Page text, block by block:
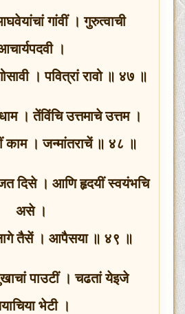
गांवीं । गुरुत्वाची
।
। पवित्रां रावो ॥ ४७ ॥
। तेंविंचि उत्तमाचे उत्तम ।
काम । जन्मांतराचें ॥ ४८ ॥
दिसे । आणि हृदयीं स्वयंभचि
असे ।
लागे तैसें । आपैसया ॥ ४९ ॥
पाउटीं । चढतां येइजे
भेटी ।